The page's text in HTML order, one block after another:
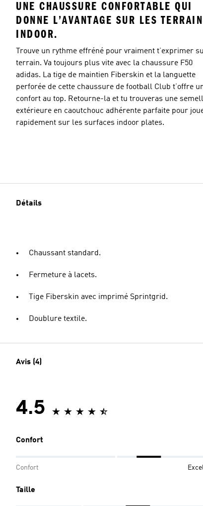
UNE CHAUSSURE CONFORTABLE QUI
DONNE L’AVANTAGE SUR LES
INDOOR.
Trouve un rythme effréné pour vraiment t’exprimer
terrain. Va toujours plus vite avec la chaussure F50
adidas. La tige de maintien Fiberskin et la languette
perforée de cette chaussure de football Club t’offre
confort au top. Retourne-la et tu trouveras une
extérieure en caoutchouc adhérente parfaite pour
rapidement sur les surfaces indoor plates.
Détails
Chaussant standard.
Fermeture à lacets.
Tige Fiberskin avec imprimé Sprintgrid.
Doublure textile.
Avis (4)
4.5
Confort
Confort
Taille